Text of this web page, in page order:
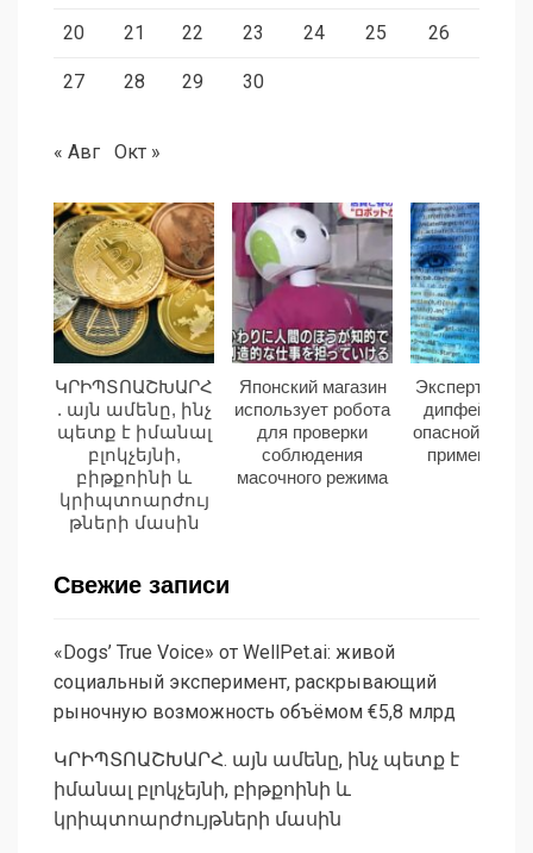
20 21 22 23 24 25 26
27 28 29 30
« Авг Окт »
ԿՐԻՊՏՈԱՇԽԱՐՀ
. այն ամենը, ինչ
պետք է իմանալ
բլոկչեյնի,
բիթքոինի և
կրիպտոարժույ
թների մասին
Японский магазин
использует робота
для проверки
соблюдения
масочного режима
Эксперты
дипфейки
опасной
Свежие записи
«Dogs’ True Voice» от WellPet.ai: живой
социальный эксперимент, раскрывающий
рыночную возможность объёмом €5,8 млрд
ԿՐԻՊՏՈԱՇԽԱՐՀ. այն ամենը, ինչ պետք է
իմանալ բլոկչեյնի, բիթքոինի և
կրիպտոարժույթների մասին